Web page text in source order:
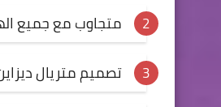
متجاوب مع جميع
تصميم متريال